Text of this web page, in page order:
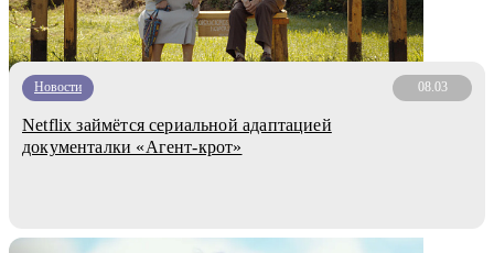
Новости 08.03
Netflix займётся сериальной адаптацией
документалки «Агент-крот»